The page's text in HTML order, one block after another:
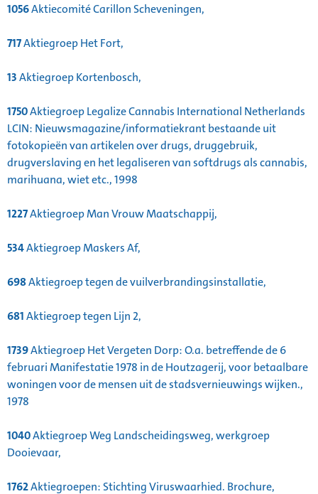
1056Aktiecomité Carillon Scheveningen,
717Aktiegroep Het Fort,
13Aktiegroep Kortenbosch,
1750Aktiegroep Legalize Cannabis International Netherlands
LCIN: Nieuwsmagazine/informatiekrant bestaande uit
fotokopieën van artikelen over drugs, druggebruik,
drugverslaving en het legaliseren van softdrugs als cannabis,
marihuana, wiet etc., 1998
1227Aktiegroep Man Vrouw Maatschappij,
534Aktiegroep Maskers Af,
698Aktiegroep tegen de vuilverbrandingsinstallatie,
681Aktiegroep tegen Lijn 2,
1739Aktiegroep Het Vergeten Dorp: O.a. betreffende de 6
februari Manifestatie 1978 in de Houtzagerij, voor betaalbare
woningen voor de mensen uit de stadsvernieuwings wijken.,
1978
1040Aktiegroep Weg Landscheidingsweg, werkgroep
Dooievaar,
1762Aktiegroepen: Stichting Viruswaarhied. Brochure,